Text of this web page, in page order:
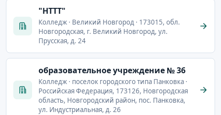
"НТТТ"
Колледж · Великий Новгород · 173015, обл.
Новгородская, г. Великий Новгород, ул.
Прусская, д. 24
образовательное учреждение № 36
Колледж · поселок городского типа Панковка ·
Российская Федерация, 173126, Новгородская
область, Новгородский район, пос. Панковка,
ул. Индустриальная, д. 26